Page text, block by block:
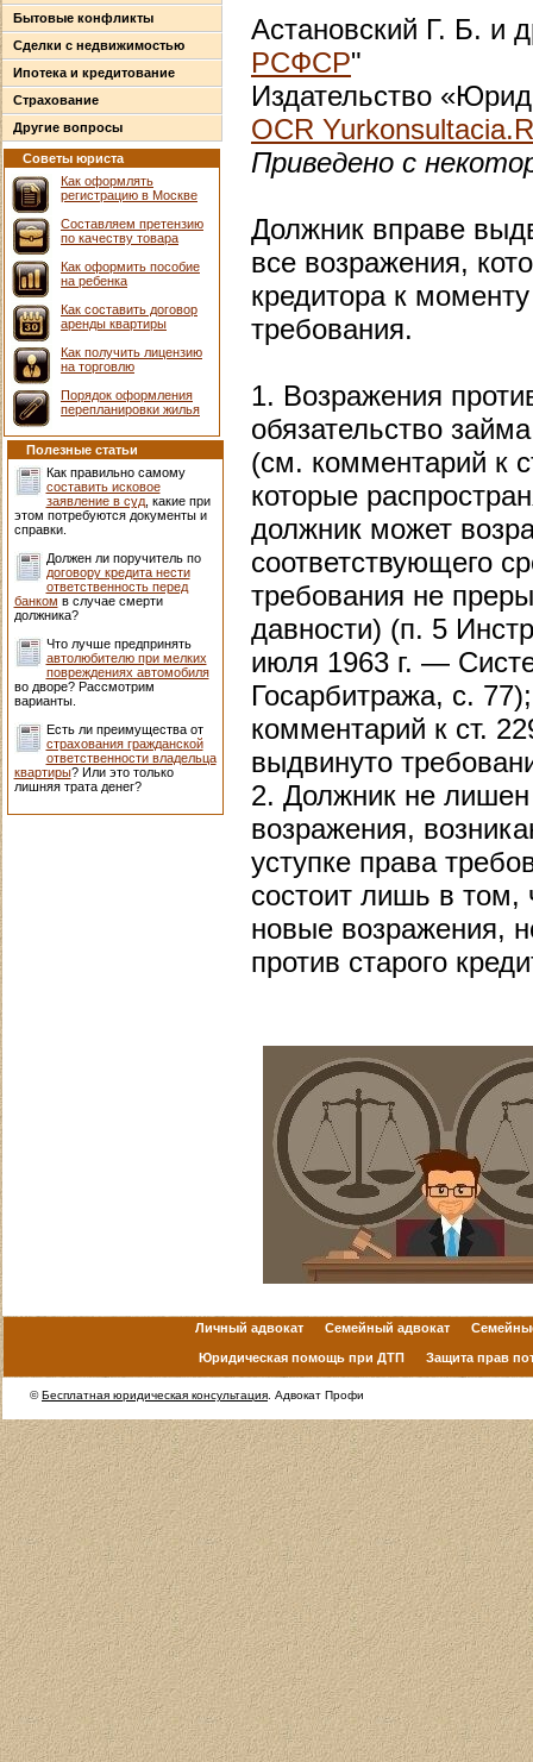
Бытовые конфликты
Сделки с недвижимостью
Ипотека и кредитование
Страхование
Другие вопросы
Советы юриста
Как оформлять
регистрацию в Москве
Составляем претензию
по качеству товара
Как оформить пособие
на ребенка
Как составить договор
аренды квартиры
Как получить лицензию
на торговлю
Порядок оформления
перепланировки жилья
Полезные статьи
Как правильно самому
составить исковое
заявление в суд, какие при
этом потребуются документы и
справки.
Должен ли поручитель по
договору кредита нести
ответственность перед
банком в случае смерти
должника?
Что лучше предпринять
автолюбителю при мелких
повреждениях автомобиля
во дворе? Рассмотрим
варианты.
Есть ли преимущества от
страхования гражданской
ответственности владельца
квартиры? Или это только
лишняя трата денег?
Астановский Г. Б. и
РСФСР"
Издательство
OCR
Приведено с
Должник вправе
все возражения,
кредитора к
требования.
1. Возражения
обязательство
(см. комментарий к
которые
должник может
соответствующего
требования не
давности) (п. 5
июля 1963 г. —
Госарбитража, с.
комментарий к ст.
выдвинуто
2. Должник не лишен
возражения,
уступке права
состоит лишь в том,
новые возражения,
против старого
Личный адвокат Семейный адвокат
Юридическая помощь при ДТП Защита прав
©Бесплатная юридическая консультация . Адвокат Профи